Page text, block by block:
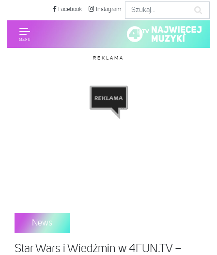
Facebook Instagram
REKLAMA
News
Star Wars i Wiedźmin w 4FUN.TV –